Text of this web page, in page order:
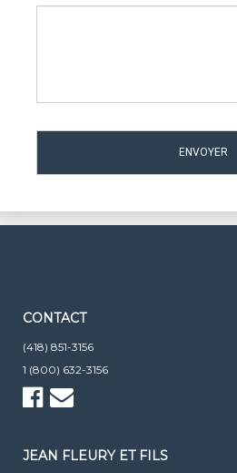
CONTACT
(418) 851-3156
1 (800) 632-3156
JEAN FLEURY ET FILS